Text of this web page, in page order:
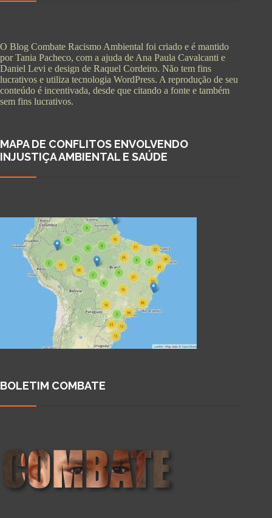
O Blog Combate Racismo Ambiental foi criado e é mantido
por Tania Pacheco, com a ajuda de Ana Paula Cavalcanti e
Daniel Levi e design de Raquel Cordeiro. Não tem fins
lucrativos e utiliza tecnologia WordPress. A reprodução de seu
conteúdo é incentivada, desde que citando a fonte e também
sem fins lucrativos.
MAPA DE CONFLITOS ENVOLVENDO
INJUSTIÇA AMBIENTAL E SAÚDE
BOLETIM COMBATE